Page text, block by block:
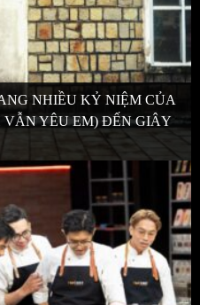
NHIỀU KỶ NIỆM CỦA
YÊU EM) ĐẾN GIÂY